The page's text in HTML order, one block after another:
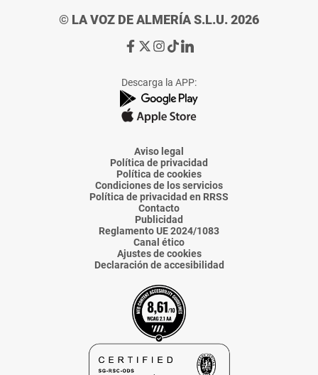
© LA VOZ DE ALMERÍA S.L.U. 2026
Ir
de
La
Voz
Almería
Ir
de
La
Voz
Almería
Ir
de
La
Voz
Almería
Ir
de
La
Voz
Almería
Ir
de
La
Voz
Descarga la APP:
Aviso legal
Política de privacidad
Política de cookies
Condiciones de los servicios
Política de privacidad en RRSS
Contacto
Publicidad
Reglamento UE 2024/1083
Canal ético
Ajustes de cookies
Declaración de accesibilidad